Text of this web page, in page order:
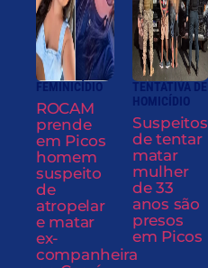
FEMINICÍDIO
ROCAM
prende
em Picos
homem
suspeito
de
atropelar
e matar
ex-
companheira
TENTATIVA DE
HOMICÍDIO
Suspeitos
de tentar
matar
mulher
de 33
anos são
presos
em Picos